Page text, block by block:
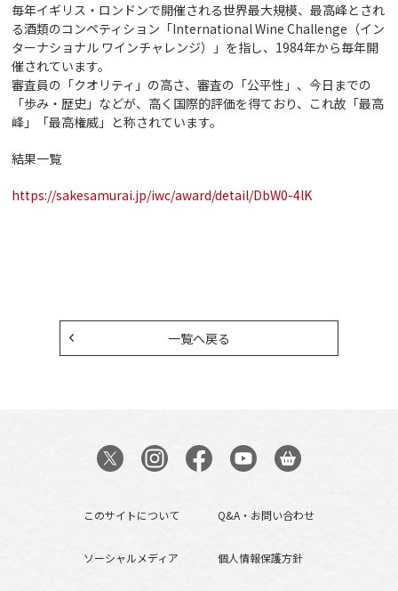
毎年イギリス・ロンドンで開催される世界最大規模、最高峰とされ
る酒類のコンペティション「International Wine Challenge（イン
ターナショナル ワインチャレンジ）」を指し、1984年から毎年開
催されています。
審査員の「クオリティ」の高さ、審査の「公平性」、今日までの
「歩み・歴史」などが、高く国際的評価を得ており、これ故「最高
峰」「最高権威」と称されています。
結果一覧
https://sakesamurai.jp/iwc/award/detail/DbW0-4lK
一覧へ戻る
このサイトについて Q&A・お問い合わせ
ソーシャルメディア 個人情報保護方針